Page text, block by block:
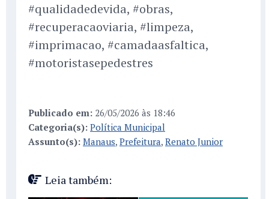
#qualidadedevida, #obras,
#recuperacaoviaria, #limpeza,
#imprimacao, #camadaasfaltica,
#motoristasepedestres
Publicado em: 26/05/2026 às 18:46
Categoria(s): Política Municipal
Assunto(s): Manaus, Prefeitura, Renato Junior
Leia também: